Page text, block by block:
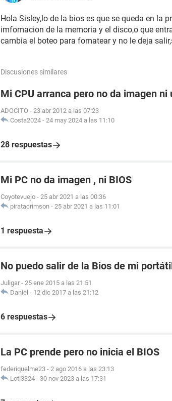
Hola Sisley,lo de la bios es que se queda en la
imfomacion de la memoria y el disco,o que
cambia el boteo para fomatear y no le deja
Discusiones similares
Mi CPU arranca pero no da imagen ni
ADOCITO - 23 abr 2012 a las 07:23
Costa2024 - 24 may 2024 a las 11:10
28 respuestas
Mi PC no da imagen , ni BIOS
Coyotevuejo - 25 abr 2021 a las 00:36
piratacrimson - 25 abr 2021 a las 11:01
1 respuesta
No puedo salir de la Bios de mi
Juligar - 25 ene 2015 a las 21:51
Daniel - 12 dic 2017 a las 21:12
6 respuestas
La PC prende pero no inicia el BIOS
federiquelme23 - 2 ago 2016 a las 23:13
Loti3324 - 30 nov 2023 a las 17:31